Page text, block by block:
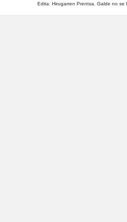
Edita: Hirugarren Prentsa. Galde no